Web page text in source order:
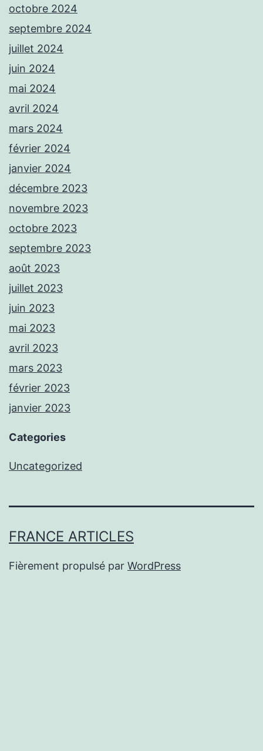
octobre 2024
septembre 2024
juillet 2024
juin 2024
mai 2024
avril 2024
mars 2024
février 2024
janvier 2024
décembre 2023
novembre 2023
octobre 2023
septembre 2023
août 2023
juillet 2023
juin 2023
mai 2023
avril 2023
mars 2023
février 2023
janvier 2023
Categories
Uncategorized
FRANCE ARTICLES
Fièrement propulsé par WordPress